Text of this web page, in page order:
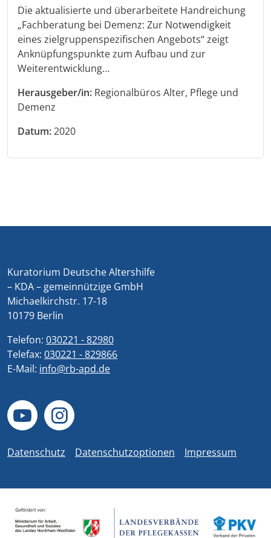
Die aktualisierte und überarbeitete Handreichung
„Fachberatung bei Demenz: Zur Notwendigkeit
eines zielgruppenspezifischen Angebots“ zeigt
Anknüpfungspunkte zum Aufbau und zur
Weiterentwicklung…
Herausgeber/in: Regionalbüros Alter, Pflege und
Demenz
Datum:2020
Kuratorium Deutsche Altershilfe
– KDA – gemeinnützige GmbH
Michaelkirchstr. 17-18
10179 Berlin
Telefon: 030221 - 82980
Telefax: 030221 - 829866
E-Mail: info@rb-apd.de
Datenschutz Datenschutzoptionen Impressum